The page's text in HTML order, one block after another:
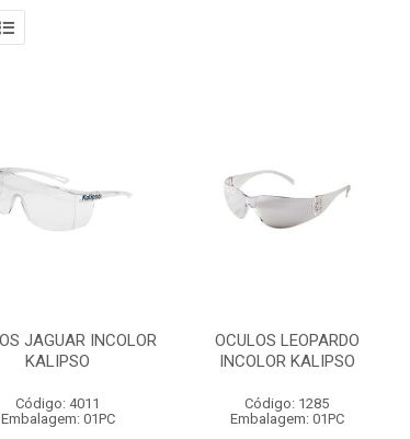
JAGUAR INCOLOR
KALIPSO
Código: 4011
Embalagem: 01PC
OCULOS LEOPARDO
INCOLOR KALIPSO
Código: 1285
Embalagem: 01PC